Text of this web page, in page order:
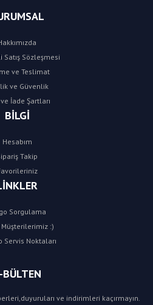
Satış Sözleşmesi
ve Teslimat
ve Güvenlik
İade Şartları
BİLGİ
Hesabım
Takip
Sorgulama
:)
Servis Noktaları
BÜLTEN
ve indirimleri kaçırmayın.